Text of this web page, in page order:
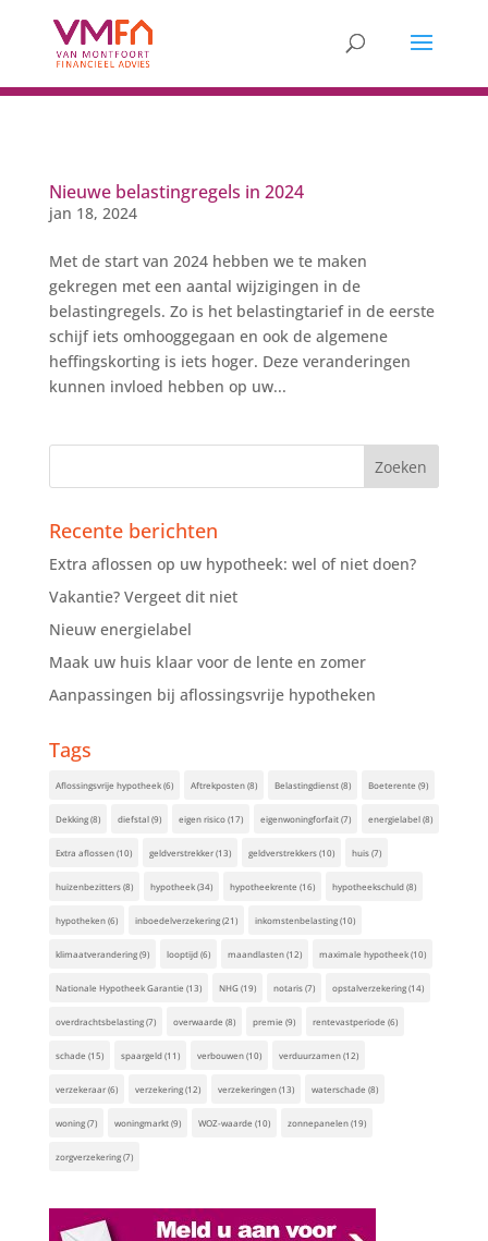
Nieuwe belastingregels in 2024
jan 18, 2024
Met de start van 2024 hebben we te maken
gekregen met een aantal wijzigingen in de
belastingregels. Zo is het belastingtarief in de eerste
schijf iets omhooggegaan en ook de algemene
heffingskorting is iets hoger. Deze veranderingen
kunnen invloed hebben op uw...
Recente berichten
Extra aflossen op uw hypotheek: wel of niet doen?
Vakantie? Vergeet dit niet
Nieuw energielabel
Maak uw huis klaar voor de lente en zomer
Aanpassingen bij aflossingsvrije hypotheken
Tags
Aflossingsvrije hypotheek(6) Aftrekposten(8) Belastingdienst(8) Boeterente (9)
Dekking(8) diefstal(9) eigen risico(17) eigenwoningforfait(7) energielabel(8)
Extra aflossen(10) geldverstrekker(13) geldverstrekkers(10) huis(7)
huizenbezitters(8) hypotheek(34) hypotheekrente (16) hypotheekschuld(8)
hypotheken(6) inboedelverzekering(21) inkomstenbelasting(10)
klimaatverandering(9) looptijd(6) maandlasten(12) maximale hypotheek(10)
Nationale Hypotheek Garantie (13) NHG(19) notaris(7) opstalverzekering(14)
overdrachtsbelasting(7) overwaarde (8) premie (9) rentevastperiode (6)
schade (15) spaargeld(11) verbouwen(10) verduurzamen(12)
verzekeraar(6) verzekering(12) verzekeringen(13) waterschade (8)
woning(7) woningmarkt(9) WOZ-waarde (10) zonnepanelen(19)
zorgverzekering(7)